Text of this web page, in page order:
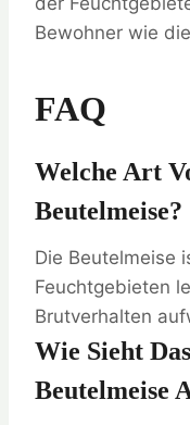
Bewohner wie
FAQ
Welche Art
Beutelmeise?
Die Beutelmeise
Feuchtgebieten
Brutverhalten
Wie Sieht
Beutelmeise